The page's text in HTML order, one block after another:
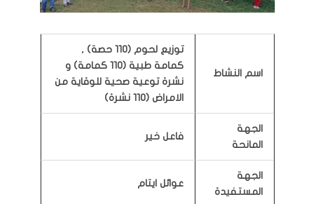
اسم النشاط
توزيع لحوم (110 حصة) ,
كمامة طبية (110 كمامة) و
نشرة توعية صحية للوقاية من
الامراض (110 نشرة)
الجهة
المانحة
فاعل خير
الجهة
المستفيدة
عوائل ايتام